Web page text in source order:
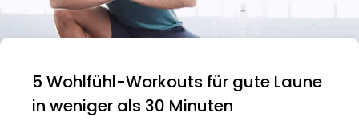
5 Wohlfühl-Workouts für gute Laune
in weniger als 30 Minuten